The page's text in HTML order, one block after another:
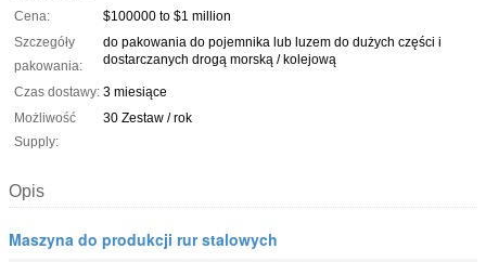
Cena:
$100000 to $1 million
Szczegóły
pakowania:
do pakowania do pojemnika lub luzem do dużych części i
dostarczanych drogą morską / kolejową
Czas dostawy: 3 miesiące
Możliwość
Supply:
30 Zestaw / rok
Opis
Maszyna do produkcji rur stalowych